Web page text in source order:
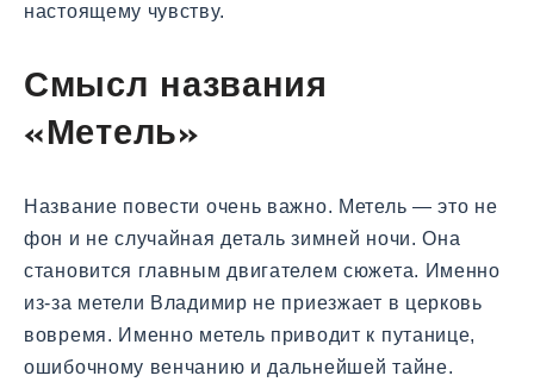
настоящему чувству.
Смысл названия
«Метель»
Название повести очень важно. Метель — это не
фон и не случайная деталь зимней ночи. Она
становится главным двигателем сюжета. Именно
из-за метели Владимир не приезжает в церковь
вовремя. Именно метель приводит к путанице,
ошибочному венчанию и дальнейшей тайне.